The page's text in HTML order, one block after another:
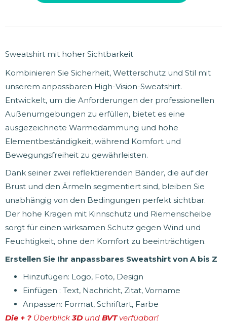
Sweatshirt mit hoher Sichtbarkeit
Kombinieren Sie Sicherheit, Wetterschutz und Stil mit
unserem anpassbaren High-Vision-Sweatshirt.
Entwickelt, um die Anforderungen der professionellen
Außenumgebungen zu erfüllen, bietet es eine
ausgezeichnete Wärmedämmung und hohe
Elementbeständigkeit, während Komfort und
Bewegungsfreiheit zu gewährleisten.
Dank seiner zwei reflektierenden Bänder, die auf der
Brust und den Ärmeln segmentiert sind, bleiben Sie
unabhängig von den Bedingungen perfekt sichtbar.
Der hohe Kragen mit Kinnschutz und Riemenscheibe
sorgt für einen wirksamen Schutz gegen Wind und
Feuchtigkeit, ohne den Komfort zu beeinträchtigen.
Erstellen Sie Ihr anpassbares Sweatshirt von A bis Z
Hinzufügen: Logo, Foto, Design
Einfügen : Text, Nachricht, Zitat, Vorname
Anpassen: Format, Schriftart, Farbe
Die + ? Überblick3D und BVTverfügbar!